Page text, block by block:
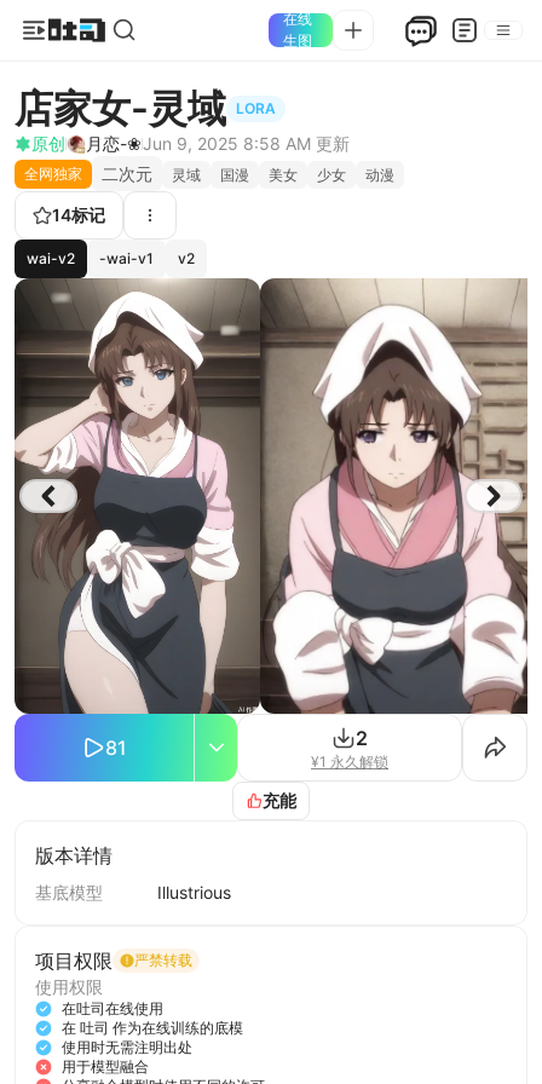
在线
生图
店家女-灵域 LORA
原创 月恋-❀Jun 9, 2025 8:58 AM 更新
全网独家 二次元 灵域 国漫 美女 少女 动漫
14标记
wai-v2 -wai-v1 v2
81 2
¥1 永久解锁
充能
版本详情
基底模型 Illustrious
项目权限 严禁转载
使用权限
在吐司在线使用
在 吐司 作为在线训练的底模
使用时无需注明出处
用于模型融合